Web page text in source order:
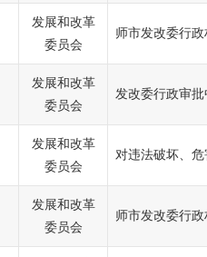
发展和改革
委员会
师市发改委行
发展和改革
委员会
发改委行政审
发展和改革
委员会
对违法破坏、
发展和改革
委员会
师市发改委行